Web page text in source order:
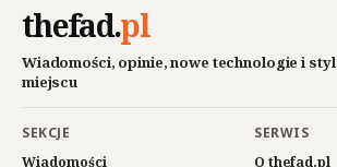
thefad.pl
Wiadomości, opinie, nowe technologie i
miejscu
SEKCJE
Wiadomości
SERWIS
O thefad.pl